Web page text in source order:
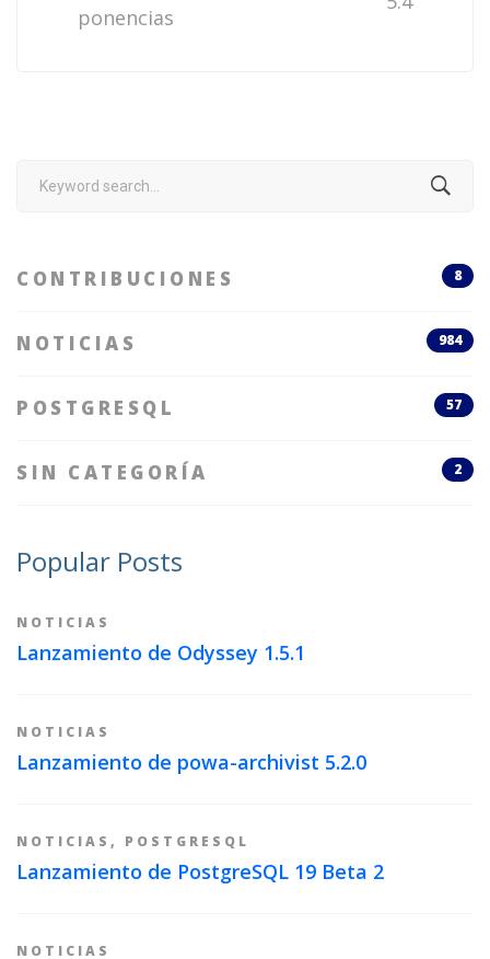
ponencias
CONTRIBUCIONES 8
NOTICIAS 984
POSTGRESQL 57
SIN CATEGORÍA 2
Popular Posts
NOTICIAS
Lanzamiento de Odyssey 1.5.1
NOTICIAS
Lanzamiento de powa-archivist 5.2.0
NOTICIAS , POSTGRESQL
Lanzamiento de PostgreSQL 19 Beta 2
NOTICIAS